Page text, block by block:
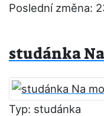
Poslední změna:
studánka Na
Typ: studánka